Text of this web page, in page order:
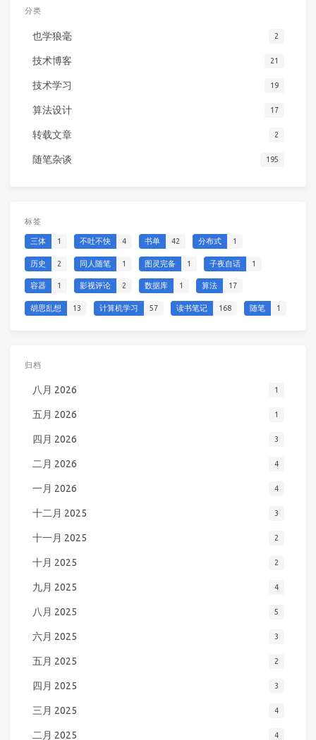
分类
也学狼毫 2
技术博客 21
技术学习 19
算法设计 17
转载文章 2
随笔杂谈 195
标签
三体 1 不吐不快 4 书单 42 分布式 1
历史 2 同人随笔 1 图灵完备 1 子夜自话 1
容器 1 影视评论 2 数据库 1 算法 17
胡思乱想 13 计算机学习 57 读书笔记 168 随笔 1
归档
八月 2026 1
五月 2026 1
四月 2026 3
二月 2026 4
一月 2026 4
十二月 2025 3
十一月 2025 2
十月 2025 2
九月 2025 4
八月 2025 5
六月 2025 3
五月 2025 2
四月 2025 3
三月 2025 4
二月 2025 4